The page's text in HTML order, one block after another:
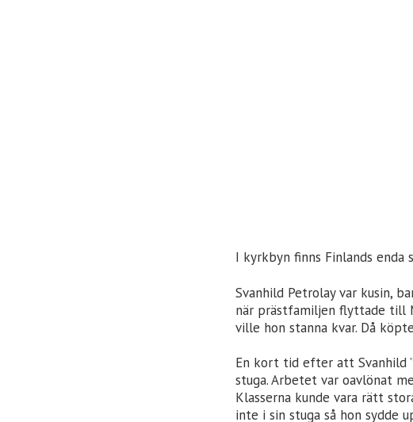
I kyrkbyn finns Finlands enda
Svanhild Petrolay var kusin,
när prästfamiljen flyttade till
ville hon stanna kvar. Då
En kort tid efter att Svanhild
stuga. Arbetet var oavlönat
Klasserna kunde vara rätt
inte i sin stuga så hon sydde